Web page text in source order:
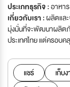
ประเภทธุรกิจ :อาหา
เกี่ยวกับเรา :ผลิตแล
มุ่งมั่นที่จะพัฒนาผลิตภั
ประเทศไทย แต่ครอบ
แชร์ เก็บ